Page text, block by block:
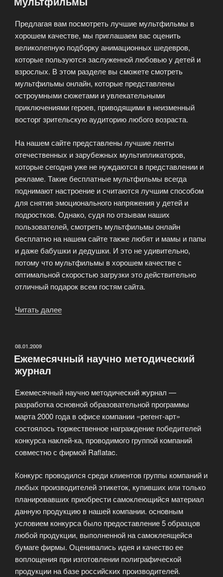
Предлагая вам посмотреть лучшие мультфильмы в
хорошем качестве, мы приглашаем вас оценить
великолепную подборку анимационных шедевров,
которые пользуются заслуженной любовью у детей и
взрослых. В этом разделе вы сможете смотреть
мультфильмы онлайн, которые представлены
остроумными сюжетами и увлекательными
приключениями героев, приводящими в неизменный
восторг зрительскую аудиторию любого возраста.
На нашем сайте представлены лучшие ленты
отечественных и зарубежных мультипликаторов,
которые сегодня уже не нуждаются в представлении и
рекламе. Такие бесплатные мультфильмы всегда
поднимают настроение и считаются лучшим способом
для снятия эмоционального напряжения у детей и
подростков. Однако, судя по отзывам наших
пользователей, смотреть мультфильмы онлайн
бесплатно на нашем сайте также любят и мамы и папы
и даже бабушки и дедушки. И это не удивительно,
потому что мультфильмы в хорошем качестве с
оптимальной скоростью загрузки это действительно
отличный подарок всем гостям сайта.
Читать далее
ОПУБЛИКОВАНО
08.01.2009
Ежемесячный научно методический
журнал
Ежемесячный научно методический журнал —
разработка основной образовательной программы
марта 2000 года в офисе компании «регент-арт»
состоялось торжественное награждение победителей
конкурса наклей-ка, проводимого группой компаний
совместно с фирмой Raflatac.
Конкурс проводился среди клиентов группы компаний и
любых производителей этикеток, купивших или только
планировавших приобрести самоклеющийся материал
данную продукцию в нашей компании. основным
условием конкурса было предоставление 5 образцов
любой продукции, выполненной на самоклеящейся
бумаге фирмы. Оценивались идея и качество ее
воплощения при изготовлении полиграфической
продукции на базе российских производителей.